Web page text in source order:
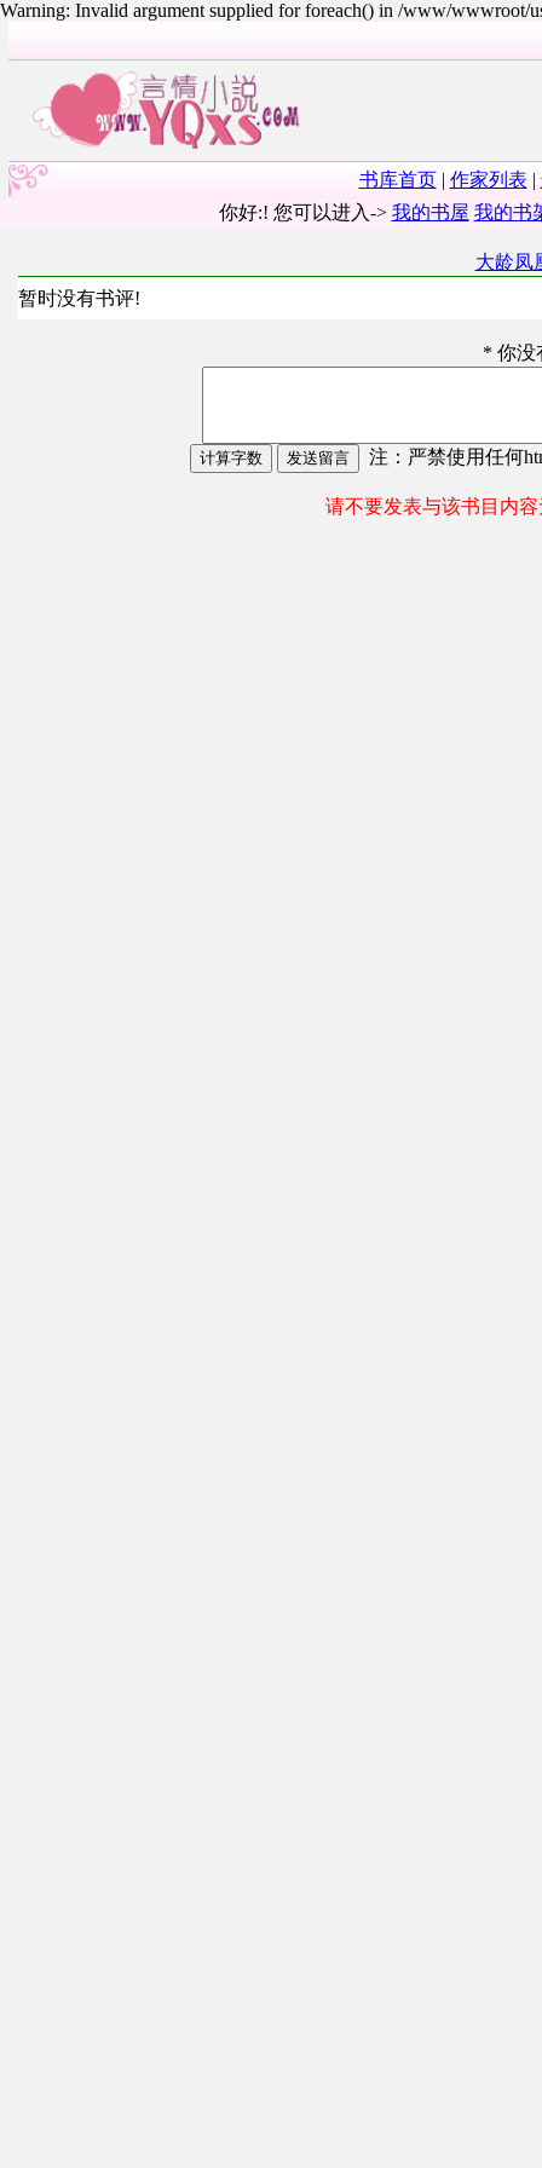
Warning: Invalid argument supplied for foreach() in /www/wwwroot/
书库首页| 作家列表 |
你好:! 您可以进入-> 我的书屋 我的书
大龄凤
暂时没有书评!
* 你没
注：严禁使用任何
请不要发表与该书目内